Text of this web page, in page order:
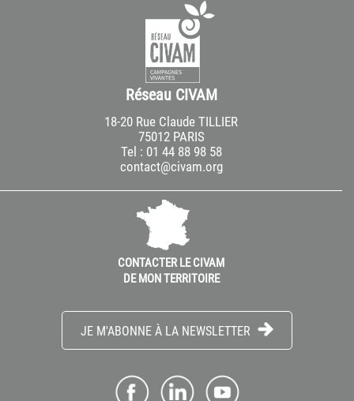
Réseau CIVAM
18-20 Rue Claude TILLIER
75012 PARIS
Tel : 01 44 88 98 58
contact@civam.org
CONTACTER LE CIVAM
DE MON TERRITOIRE
JE M'ABONNE À LA NEWSLETTER